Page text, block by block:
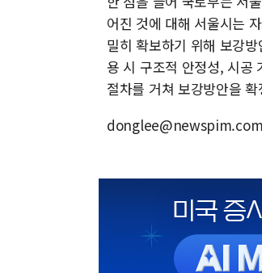
어진 것에 대해 서울시는
밀히 확보하기 위해 보강
용 시 구조적 안정성, 시공
절차를 거쳐 보강방안을
donglee@newspim.com